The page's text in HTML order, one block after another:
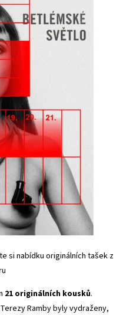
si nabídku originálních tašek z
21 originálních kousků.
Ramby byly vydraženy,